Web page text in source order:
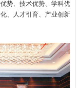
势、技术优势、学科优
、人才引育、产业创新